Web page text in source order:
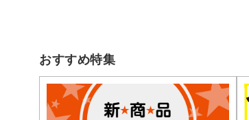
おすすめ特集